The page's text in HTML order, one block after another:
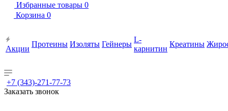
Избранные товары 0
Корзина 0
Акции
Протеины Изоляты Гейнеры
L-
карнитин
Креатины
+7 (343)-271-77-73
Заказать звонок